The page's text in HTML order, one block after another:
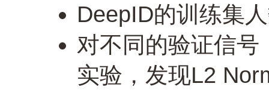
DeepID的训练集
对不同的验证信
实验，发现L2